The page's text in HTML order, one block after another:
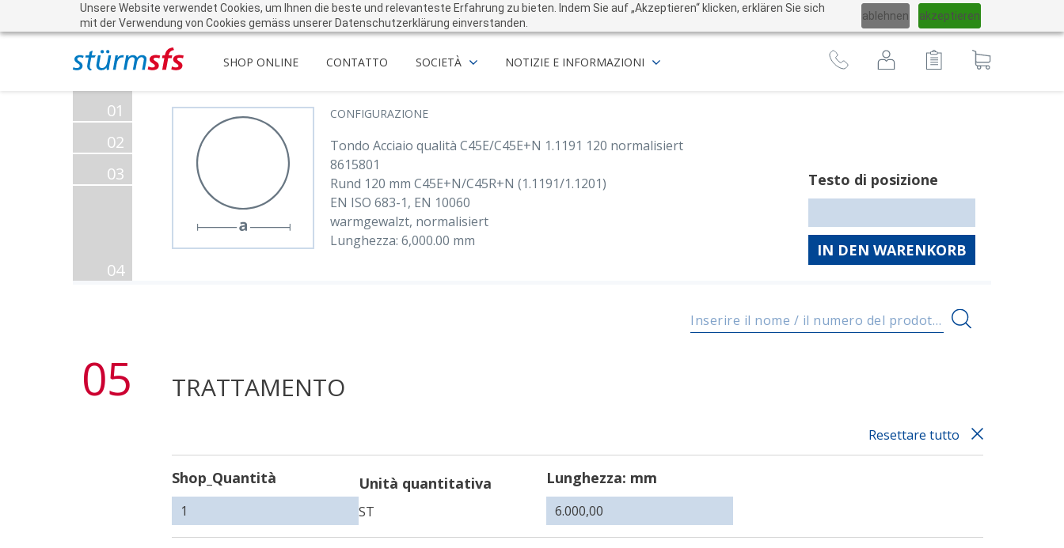
Unsere Website verwendet Cookies, um Ihnen die beste und relevanteste Erfahrung zu bieten. Indem Sie auf „Akzeptieren“ klicken, erklären Sie sich
mit der Verwendung von Cookies gemäss unserer Datenschutzerklärung einverstanden.
ablehnen akzeptieren
Cambiare
lingua
SHOP ONLINE CONTATTO SOCIETÀ NOTIZIE E INFORMAZIONI
Al
01
02
03
04
CONFIGURAZIONE
Tondo Acciaio qualità C45E/C45E+N 1.1191 120 normalisiert
8615801
Rund 120 mm C45E+N/C45R+N (1.1191/1.1201)
EN ISO 683-1, EN 10060
warmgewalzt, normalisiert
Lunghezza: 6,000.00 mm
Testo di posizione
IN DEN WARENKORB
Inserire il nome / il numero del prodotto
05 TRATTAMENTO
Resettare tutto
Shop_Quantità Unità quantitativa
ST
Lunghezza: mm